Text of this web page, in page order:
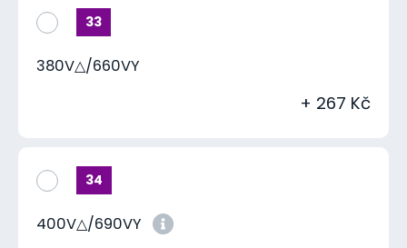
33
380V△/660VY
+ 267 Kč
34
400V△/690VY